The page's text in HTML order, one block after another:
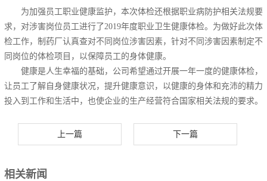
为加强员工职业健康监护，本次体检还根据职业病防护相关法规要
求，对涉害岗位员工进行了2019年度职业卫生健康体检。为做好此次体
检工作，制药厂认真查对不同岗位涉害因素，针对不同涉害因素制定不
同岗位的体检项目，以保障员工的身体健康。
健康是人生幸福的基础，公司希望通过开展一年一度的健康体检，
让员工了解自身健康状况，提升健康意识，以健康的身体和充沛的精力
投入到工作和生活中，也使企业的生产经营符合国家相关法规的要求。
上一篇 下一篇
相关新闻